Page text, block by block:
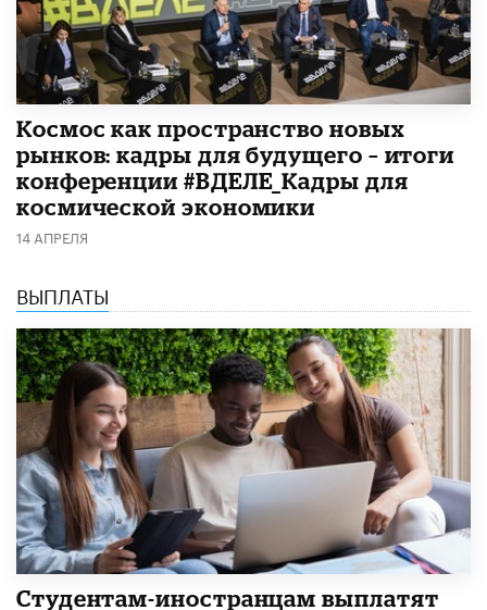
Космос как пространство новых
рынков: кадры для будущего – итоги
конференции #ВДЕЛЕ_Кадры для
космической экономики
14 АПРЕЛЯ
ВЫПЛАТЫ
Студентам-иностранцам выплатят